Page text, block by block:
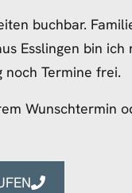
buchbar.
Esslingen bin
Termine frei.
Wunschtermin